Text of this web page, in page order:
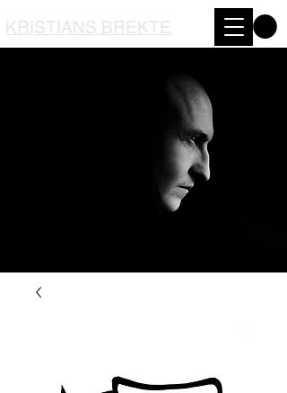
KRISTIANS BREKTE